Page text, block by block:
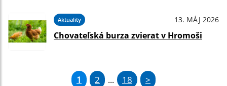
Aktuality 13. MÁJ 2026
Chovateľská burza zvierat v Hromoši
1 2 ... 18 >